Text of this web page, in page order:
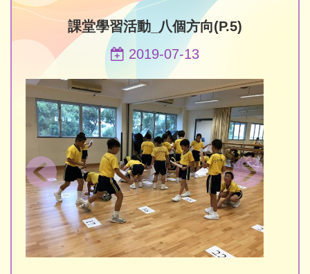
課堂學習活動_八個方向(P.5)
2019-07-13